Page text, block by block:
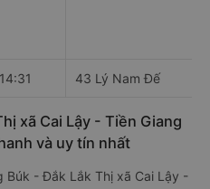
43 Lý Nam Đế
xã Cai Lậy - Tiền Giang
và uy tín nhất
Búk - Đắk Lắk Thị xã Cai Lậy -